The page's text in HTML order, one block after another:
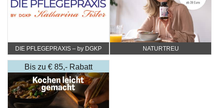
DIE PFLEGEPRAXIS – by DGKP
NATURTREU
Bis zu € 85,- Rabatt